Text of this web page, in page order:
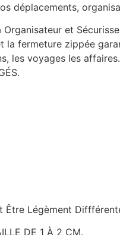
déplacements,
et
la fermeture zippée
les voyages les
Être Légèment
DE 1 À 2 CM.